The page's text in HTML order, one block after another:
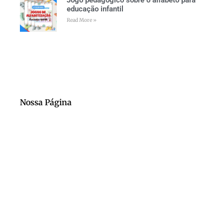
educação infantil
Read More »
Nossa Página